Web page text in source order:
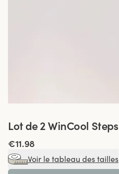
Lot de 2 WinCool Steps
€11.98
Voir le tableau des tailles